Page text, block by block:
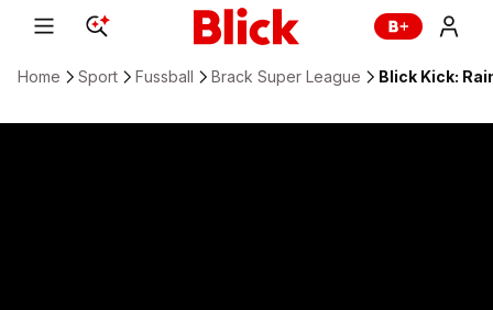
Home Sport Fussball Brack Super League Blick Kick: